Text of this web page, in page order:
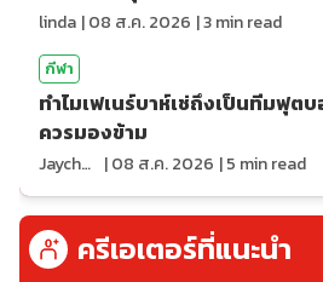
linda |08 ส.ค. 2026 |3min read
กีฬา
ทำไมเฟเนร์บาห์เช่ถึงเป็นทีมฟุต
ควรมองข้าม
Jaychou |08 ส.ค. 2026 |5 min read
ครีเอเตอร์ที่แนะนำ